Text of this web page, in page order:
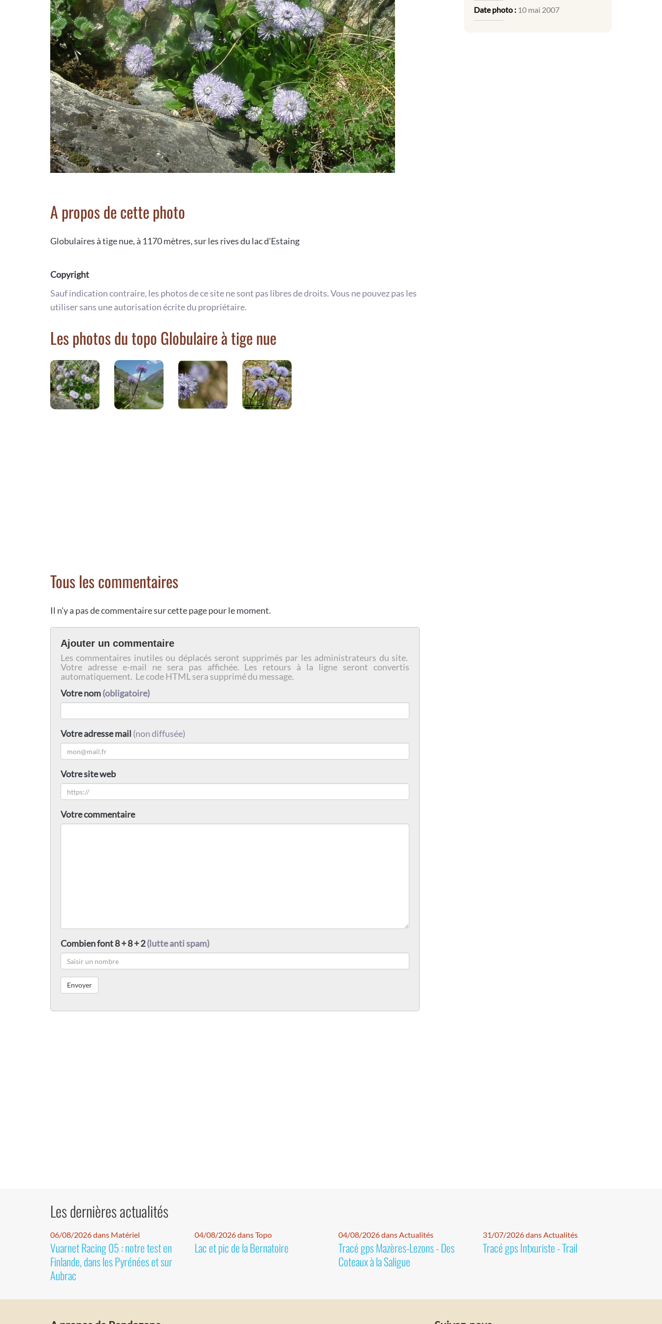
A propos de cette photo
Globulaires à tige nue, à 1170 mètres, sur les rives du lac d'Estaing
Copyright
Sauf indication contraire, les photos de ce site ne sont pas libres de droits. Vous ne pouvez pas les
utiliser sans une autorisation écrite du propriétaire.
Les photos du topo Globulaire à tige nue
Tous les commentaires
Il n'y a pas de commentaire sur cette page pour le moment.
Ajouter un commentaire
Les commentaires inutiles ou déplacés seront supprimés par les administrateurs du site.
Votre adresse e-mail ne sera pas affichée. Les retours à la ligne seront convertis
automatiquement. Le code HTML sera supprimé du message.
Votre nom(obligatoire)
Votre adresse mail (non diffusée)
Votre site web
Votre commentaire
Combien font 8 + 8 + 2(lutte anti spam)
Date photo : 10 mai 2007
Les dernières actualités
06/08/2026 dans Matériel
Vuarnet Racing 05 : notre test en
Finlande, dans les Pyrénées et sur
Aubrac
04/08/2026 dans Topo
Lac et pic de la Bernatoire
04/08/2026 dans Actualités
Tracé gps Mazères-Lezons - Des
Coteaux à la Saligue
31/07/2026 dans Actualités
Tracé gps Intxuriste - Trail